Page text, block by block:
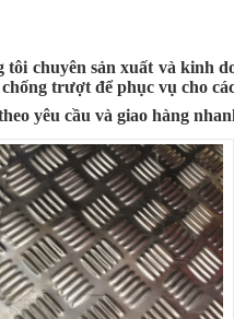
chuyên sản xuất và kinh
trượt để phục vụ cho
yêu cầu và giao hàng